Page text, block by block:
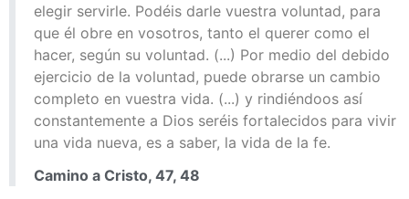
elegir servirle. Podéis darle vuestra voluntad, para
que él obre en vosotros, tanto el querer como el
hacer, según su voluntad. (...) Por medio del debido
ejercicio de la voluntad, puede obrarse un cambio
completo en vuestra vida. (...) y rindiéndoos así
constantemente a Dios seréis fortalecidos para vivir
una vida nueva, es a saber, la vida de la fe.
Camino a Cristo, 47, 48